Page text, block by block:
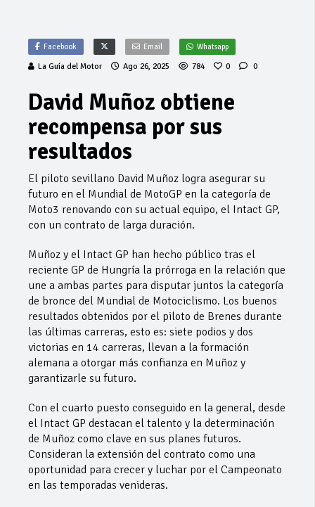
Facebook Email Whatsapp
La Guía del Motor Ago 26, 2025 784 0 0
David Muñoz obtiene
recompensa por sus
resultados
El piloto sevillano David Muñoz logra asegurar su
futuro en el Mundial de MotoGP en la categoría de
Moto3 renovando con su actual equipo, el Intact GP,
con un contrato de larga duración.
Muñoz y el Intact GP han hecho público tras el
reciente GP de Hungría la prórroga en la relación que
une a ambas partes para disputar juntos la categoría
de bronce del Mundial de Motociclismo. Los buenos
resultados obtenidos por el piloto de Brenes durante
las últimas carreras, esto es: siete podios y dos
victorias en 14 carreras, llevan a la formación
alemana a otorgar más confianza en Muñoz y
garantizarle su futuro.
Con el cuarto puesto conseguido en la general, desde
el Intact GP destacan el talento y la determinación
de Muñoz como clave en sus planes futuros.
Consideran la extensión del contrato como una
oportunidad para crecer y luchar por el Campeonato
en las temporadas venideras.